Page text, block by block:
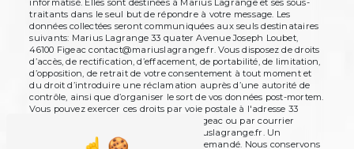
informatisé. Elles sont destinées à Marius Lagrange et ses sous-
traitants dans le seul but de répondre à votre message. Les
données collectées seront communiquées aux seuls destinataires
suivants: Marius Lagrange 33 quater Avenue Joseph Loubet,
46100 Figeac contact@mariuslagrange.fr. Vous disposez de droits
d’accès, de rectification, d’effacement, de portabilité, de limitation,
d’opposition, de retrait de votre consentement à tout moment et
du droit d’introduire une réclamation auprès d’une autorité de
contrôle, ainsi que d’organiser le sort de vos données post-mortem.
Vous pouvez exercer ces droits par voie postale à l'adresse 33
quater Avenue Joseph Loubet, 46100 Figeac ou par courrier
électronique à l'adresse contact@mariuslagrange.fr. Un
justificatif d'identité pourra vous être demandé. Nous conservons